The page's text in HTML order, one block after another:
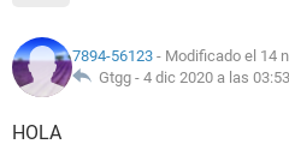
7894-56123 - Modificado el 14
Gtgg - 4 dic 2020 a las 03:53
HOLA